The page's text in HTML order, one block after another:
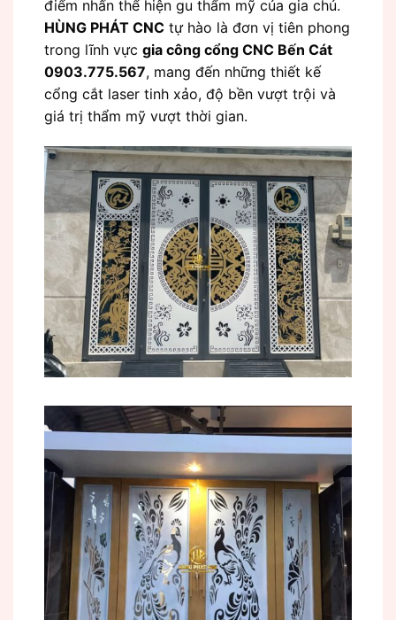
điểm nhấn thể hiện gu thẩm mỹ của gia chủ.
HÙNG PHÁT CNC tự hào là đơn vị tiên phong
trong lĩnh vực gia công cổng CNC Bến Cát
0903.775.567, mang đến những thiết kế
cổng cắt laser tinh xảo, độ bền vượt trội và
giá trị thẩm mỹ vượt thời gian.